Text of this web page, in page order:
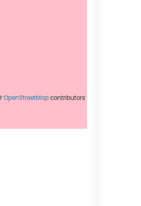
OpenStreetMapcontributors